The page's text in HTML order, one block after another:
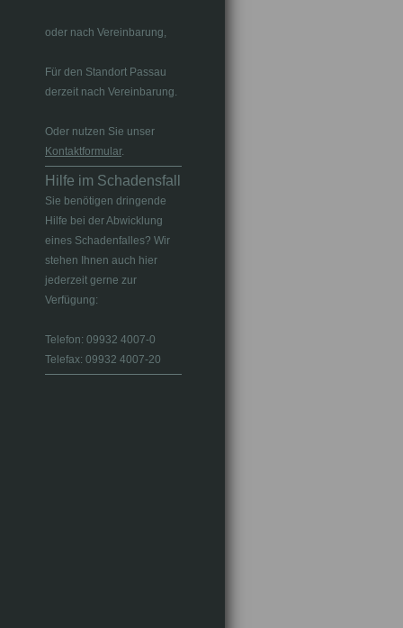
oder nach Vereinbarung,
Für den Standort Passau
derzeit nach Vereinbarung.
Oder nutzen Sie unser
Kontaktformular.
Hilfe im Schadensfall
Sie benötigen dringende
Hilfe bei der Abwicklung
eines Schadenfalles? Wir
stehen Ihnen auch hier
jederzeit gerne zur
Verfügung:
Telefon: 09932 4007-0
Telefax: 09932 4007-20